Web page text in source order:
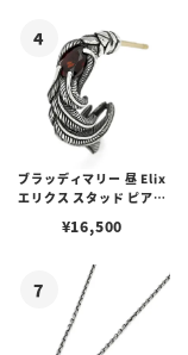
ブラッディマリー 昼 Elix
エリクス スタッド ピアス
¥16,500